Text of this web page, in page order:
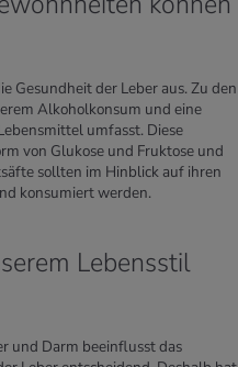
Gesundheit der Leber aus. Zu den
Alkoholkonsum und eine
umfasst. Diese
von Glukose und Fruktose und
sollten im Hinblick auf ihren
konsumiert werden.
Lebensstil
und Darm beeinflusst das